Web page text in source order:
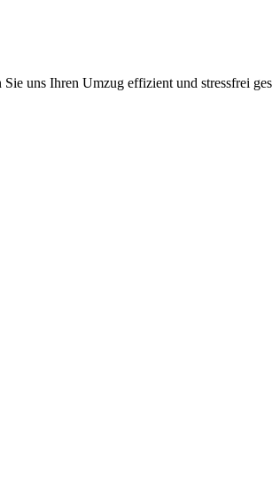
uns Ihren Umzug effizient und stressfrei